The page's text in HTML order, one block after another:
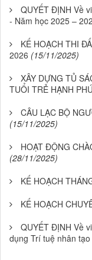
QUYẾT ĐỊNH Về
- Năm học 2025 –
KẾ HOẠCH THI
2026 (15/11/2025)
XÂY DỰNG TỦ
TUỔI TRẺ HẠNH
CÂU LẠC BỘ
(15/11/2025)
HOẠT ĐỘNG
(28/11/2025)
KẾ HOẠCH
KẾ HOẠCH
QUYẾT ĐỊNH Về
dụng Trí tuệ nhân